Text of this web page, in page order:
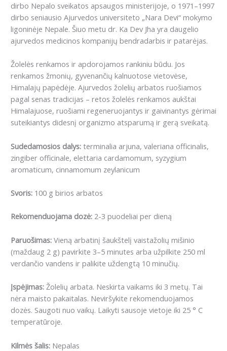
dirbo Nepalo sveikatos apsaugos ministerijoje, o 1971–1997
dirbo seniausio Ajurvedos universiteto „Nara Devi“ mokymo
ligoninėje Nepale. Šiuo metu dr. Ka Dev Jha yra daugelio
ajurvedos medicinos kompanijų bendradarbis ir patarėjas.
Žolelės renkamos ir apdorojamos rankiniu būdu. Jos
renkamos žmonių, gyvenančių kalnuotose vietovėse,
Himalajų papėdėje. Ajurvedos žolelių arbatos ruošiamos
pagal senas tradicijas – retos žolelės renkamos aukštai
Himalajuose, ruošiami regeneruojantys ir gaivinantys gėrimai
suteikiantys didesnį organizmo atsparumą ir gerą sveikatą.
Sudedamosios dalys: terminalia arjuna, valeriana officinalis,
zingiber officinale, elettaria cardamomum, syzygium
aromaticum, cinnamomum zeylanicum
Svoris: 100 g birios arbatos
Rekomenduojama dozė: 2-3 puodeliai per dieną
Paruošimas: Vieną arbatinį šaukštelį vaistažolių mišinio
(maždaug 2 g) pavirkite 3–5 minutes arba užpilkite 250 ml
verdančio vandens ir palikite uždengtą 10 minučių.
Įspėjimas: Žolelių arbata. Neskirta vaikams iki 3 metų. Tai
nėra maisto pakaitalas. Neviršykite rekomenduojamos
dozės. Saugoti nuo vaikų. Laikyti sausoje vietoje iki 25 ° C
temperatūroje.
Kilmės šalis: Nepalas